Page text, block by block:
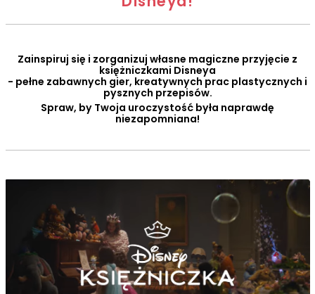
Zainspiruj się i zorganizuj własne magiczne przyjęcie z
księżniczkami Disneya
- pełne zabawnych gier, kreatywnych prac plastycznych i
pysznych przepisów.
Spraw, by Twoja uroczystość była naprawdę
niezapomniana!